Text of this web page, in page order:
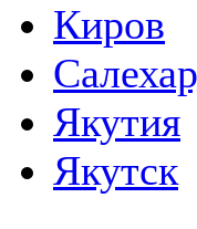
Киров
Якутия
Якутск